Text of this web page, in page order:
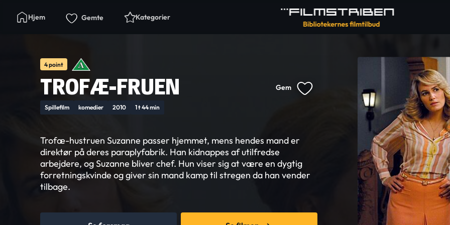
Hjem Gemte Kategorier
4 point
TROFÆ-FRUEN Gem
Spillefilm komedier 2010 1 t 44 min
Trofæ-hustruen Suzanne passer hjemmet, mens hendes mand er
direktør på deres paraplyfabrik. Han kidnappes af utilfredse
arbejdere, og Suzanne bliver chef. Hun viser sig at være en dygtig
forretningskvinde og giver sin mand kamp til stregen da han vender
tilbage.